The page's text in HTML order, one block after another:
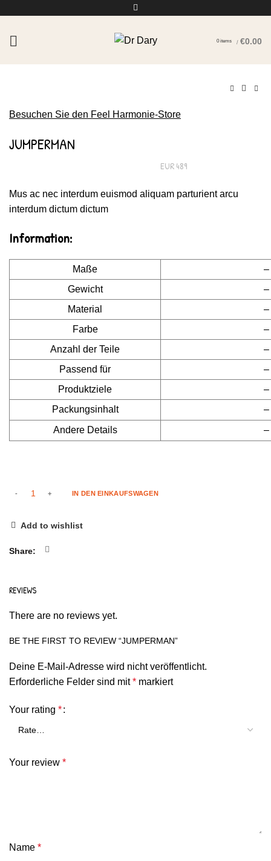
0 items / €0.00
Besuchen Sie den Feel Harmonie-Store
JUMPERMAN
EUR 489
Mus ac nec interdum euismod aliquam parturient arcu
interdum dictum dictum
Information:
Maße
–
Gewicht
–
Material
–
Farbe
–
Anzahl der Teile
–
Passend für
–
Produktziele
–
Packungsinhalt
–
Andere Details
–
IN DEN EINKAUFSWAGEN
Add to wishlist
Share
REVIEWS
There are no reviews yet.
BE THE FIRST TO REVIEW “JUMPERMAN”
Deine E-Mail-Adresse wird nicht veröffentlicht.
Erforderliche Felder sind mit* markiert
Your rating *
Your review *
Name *